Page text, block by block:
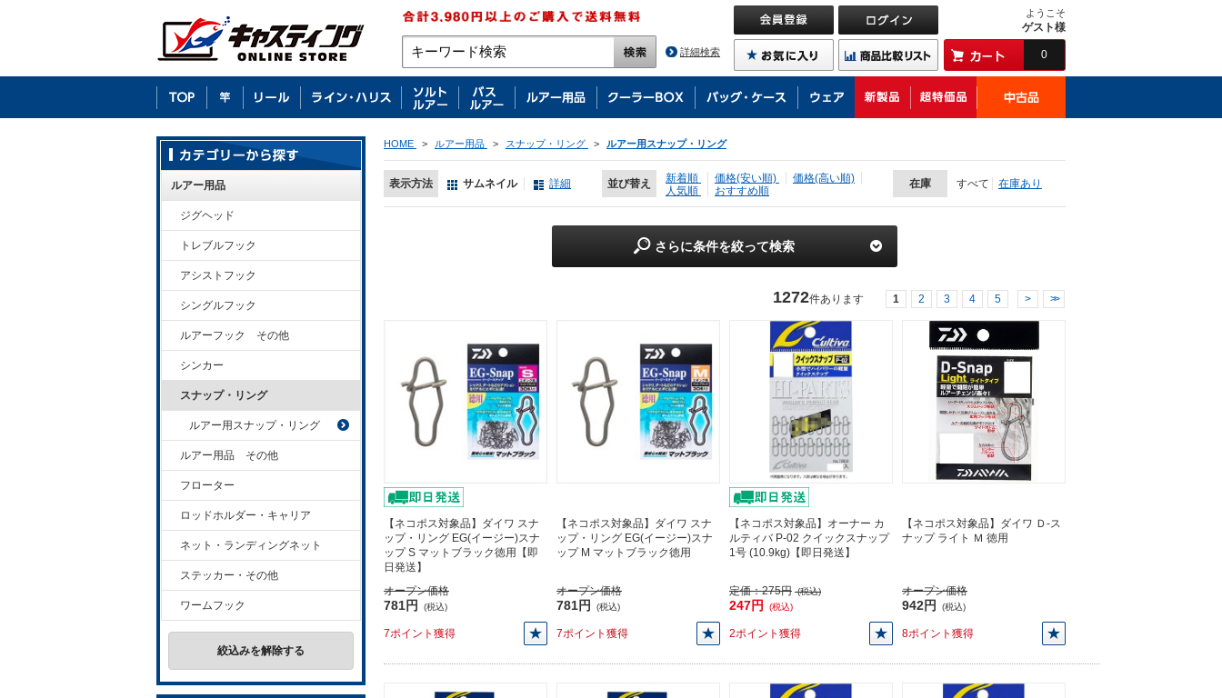
詳細検索
ようこそ
ゲスト様
0
HOME > ルアー用品 > スナップ・リング > ルアー用スナップ・リング
表示方法 サムネイル 詳細 並び替え 新着順 価格(安い順)
価格(高い順)
人気順
おすすめ順
在庫 すべて 在庫あり
さらに条件を絞って検索
1272件あります 1 2 3 4 5 > >>
【ネコポス対象品】ダイワ スナ
ップ・リング EG(イージー)スナ
ップ S マットブラック徳用【即
日発送】
オープン価格
781円 (税込)
7ポイント獲得
【ネコポス対象品】ダイワ スナ
ップ・リング EG(イージー)スナ
ップ M マットブラック徳用
オープン価格
781円 (税込)
7ポイント獲得
【ネコポス対象品】オーナー カ
ルティバ P-02 クイックスナップ
1号 (10.9kg)【即日発送】
定価：275円 (税込)
247円 (税込)
2ポイント獲得
【ネコポス対象品】ダイワ Ｄ-ス
ナップ ライト Ｍ 徳用
オープン価格
942円 (税込)
8ポイント獲得
ルアー用品
ジグヘッド
トレブルフック
アシストフック
シングルフック
ルアーフック その他
シンカー
スナップ・リング
ルアー用スナップ・リング
ルアー用品 その他
フローター
ロッドホルダー・キャリア
ネット・ランディングネット
ステッカー・その他
ワームフック
絞込みを解除する